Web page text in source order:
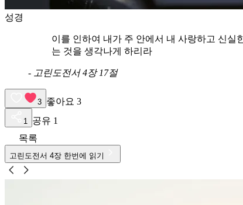
성경
이를 인하여 내가 주 안에서 내 사랑하고 신실
는 것을 생각나게 하리라
- 고린도전서 4장 17절
3 좋아요 3
1 공유 1
목록
고린도전서 4장 한번에 읽기